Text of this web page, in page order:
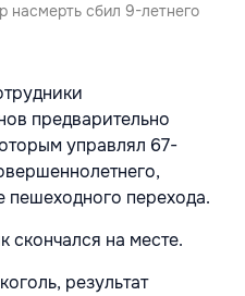
насмерть сбил 9-летнего
предварительно
управлял 67-
пешеходного перехода.
скончался на месте.
результат